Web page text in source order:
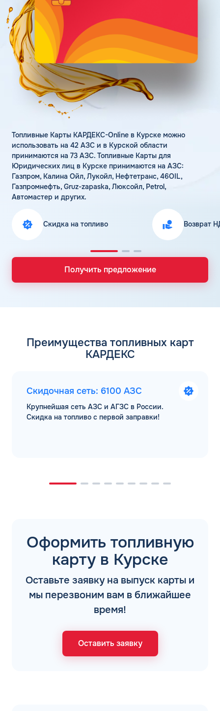
Статьи
Цена бензина и ДТ
Личный кабинет
Карта АЗС
Получить консультацию
Топливные Карты КАРДЕКС-Online в Курске можно
использовать на 42 АЗС и в Курской области
принимаются на 73 АЗС. Топливные Карты для
Юридических лиц в Курске принимаются на АЗС:
Газпром, Калина Ойл, Лукойл, Нефтетранс, 46OIL,
Газпромнефть, Gruz-zapaska, Люксойл, Petrol,
Автомастер и других.
Скидка на топливо Возврат
Получить предложение
Преимущества топливных карт
КАРДЕКС
Скидочная сеть: 6100 АЗС
Крупнейшая сеть АЗС и АГЗС в России.
Скидка на топливо с первой заправки!
Оформить топливную
карту в Курске
Оставьте заявку на выпуск карты и
мы перезвоним вам в ближайшее
время!
Оставить заявку